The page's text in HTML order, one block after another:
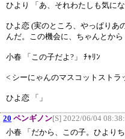
ひより 「あ、それわたしも気にな
ひよ恋 (実のところ、やっぱりあ
んだ。この機会に、ちゃんとか
小春 「この子だよ?」 ﾁｬﾘﾝ
< シーにゃんのマスコットストラ
ひよ恋 「」
20 ペンギノン[S] 2022/06/04
小春 「だから、この子。ひより